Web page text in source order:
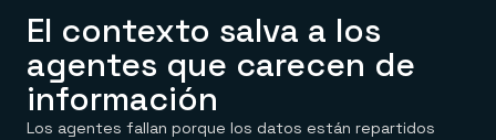
El contexto salva a los
agentes que carecen de
información
Los agentes fallan porque los datos están repartidos